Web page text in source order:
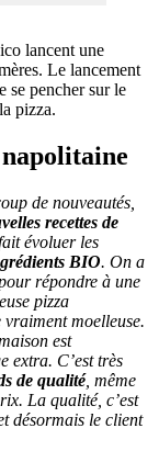
lancent une
Le lancement
se pencher sur le
pizza.
napolitaine
de nouveautés,
recettes de
évoluer les
BIO. On a
répondre à une
pizza
moelleuse.
est
extra. C’est très
de qualité, même
La qualité, c’est
désormais le client